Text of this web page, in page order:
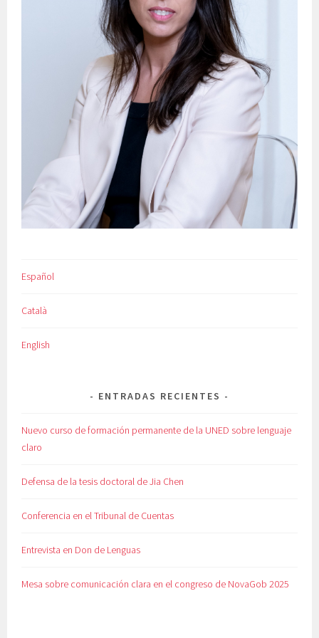
Español
Català
English
ENTRADAS RECIENTES
Nuevo curso de formación permanente de la UNED sobre lenguaje
claro
Defensa de la tesis doctoral de Jia Chen
Conferencia en el Tribunal de Cuentas
Entrevista en Don de Lenguas
Mesa sobre comunicación clara en el congreso de NovaGob 2025